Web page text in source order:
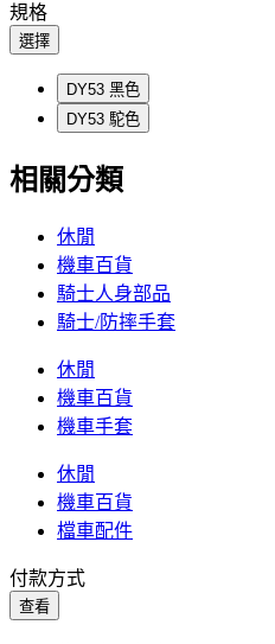
規格
選擇
DY53 黑色
DY53 駝色
相關分類
休閒
機車百貨
騎士人身部品
騎士/防摔手套
休閒
機車百貨
機車手套
休閒
機車百貨
檔車配件
付款方式
查看